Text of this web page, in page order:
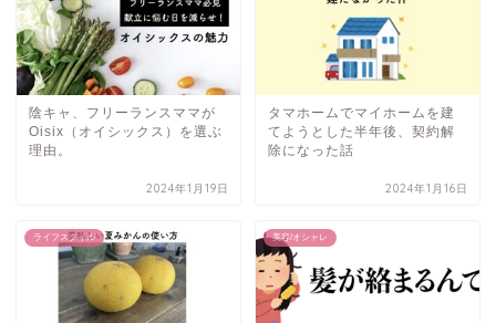
陰キャ、フリーランスママが
Oisix（オイシックス）を選ぶ
理由。
2024年1月19日
タマホームでマイホームを建
てようとした半年後、契約解
除になった話
2024年1月16日
ライフスタイル 美容/オシャレ